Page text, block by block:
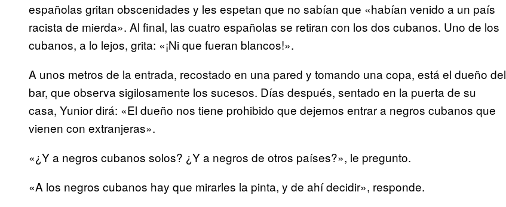
españolas gritan obscenidades y les espetan que no sabían que «habían venido a un país
racista de mierda». Al final, las cuatro españolas se retiran con los dos cubanos. Uno de los
cubanos, a lo lejos, grita: «¡Ni que fueran blancos!».
A unos metros de la entrada, recostado en una pared y tomando una copa, está el dueño del
bar, que observa sigilosamente los sucesos. Días después, sentado en la puerta de su
casa, Yunior dirá: «El dueño nos tiene prohibido que dejemos entrar a negros cubanos que
vienen con extranjeras».
«¿Y a negros cubanos solos? ¿Y a negros de otros países?», le pregunto.
«A los negros cubanos hay que mirarles la pinta, y de ahí decidir», responde.